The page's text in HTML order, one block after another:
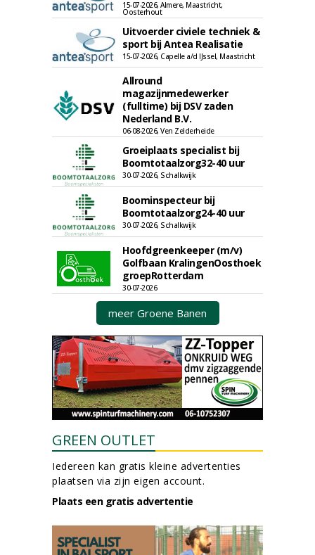
15-07-2026, Almere, Maastricht,
Oosterhout
Uitvoerder civiele techniek &
sport bij Antea Realisatie
15-07-2026, Capelle a/d IJssel, Maastricht
Allround
magazijnmedewerker
(fulltime) bij DSV zaden
Nederland B.V.
06-08-2026, Ven Zelderheide
Groeiplaats specialist bij
Boomtotaalzorg32-40 uur
30-07-2026, Schalkwijk
Boominspecteur bij
Boomtotaalzorg24-40 uur
30-07-2026, Schalkwijk
Hoofdgreenkeeper (m/v)
Golfbaan KralingenOosthoek
groepRotterdam
30-07-2026
meer Groene Banen
GREEN OUTLET
Iedereen kan gratis kleine advertenties
plaatsen via zijn eigen account.
Plaats een gratis advertentie